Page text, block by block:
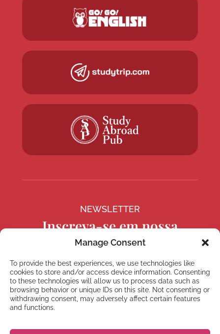
Manage Consent
To provide the best experiences, we use technologies like
cookies to store and/or access device information. Consenting
to these technologies will allow us to process data such as
browsing behavior or unique IDs on this site. Not consenting or
withdrawing consent, may adversely affect certain features
and functions.
NEWSLETTER
Inscreva-se em nossa
newsletter
Inscrever